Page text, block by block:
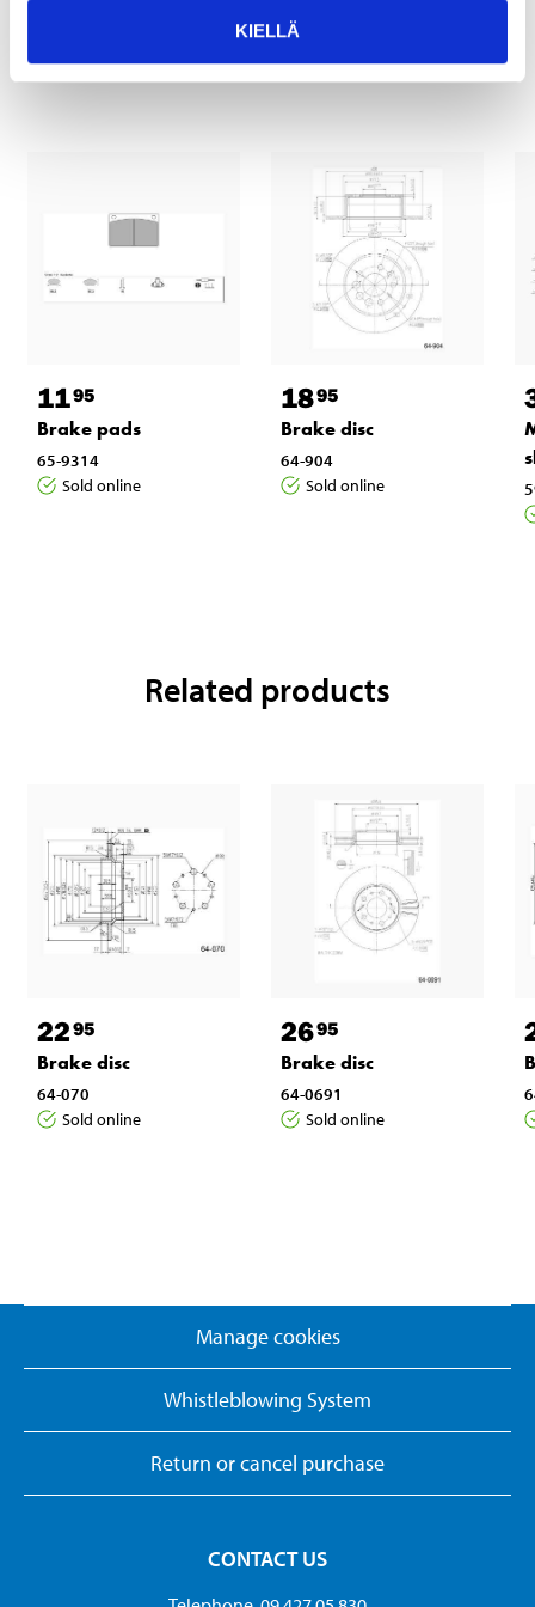
KIELLÄ
Other customers also bought
1195
Brake pads
65-9314
Sold online
1895
Brake disc
64-904
Sold online
Related products
2295
Brake disc
64-070
Sold online
2695
Brake disc
64-0691
Sold online
Manage cookies
Whistleblowing System
Return or cancel purchase
CONTACT US